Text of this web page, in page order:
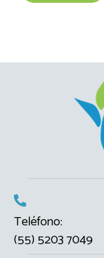
Teléfono:
(55) 5203 7049